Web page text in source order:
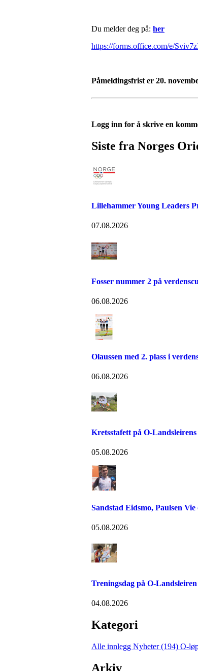
Du melder deg på: her
https://forms.office.com/e/
Påmeldingsfrist er 20.
Logg inn for å skrive en
Siste fra Norges
Lillehammer Young Leaders
07.08.2026
Fosser nummer 2 på
06.08.2026
Olaussen med 2. plass i
06.08.2026
Kretsstafett på O-
05.08.2026
Sandstad Eidsmo, Paulsen
05.08.2026
Treningsdag på O-Landsleiren
04.08.2026
Kategori
Alle innlegg Nyheter (194) O-
Arkiv